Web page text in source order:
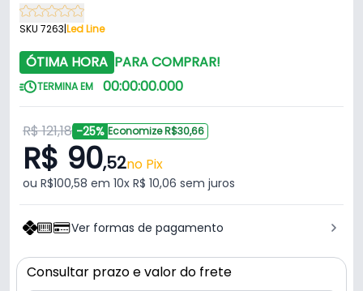
SKU 7263|Led Line
ÓTIMA HORA PARA COMPRAR!
TERMINA EM 00:00:00.000
R$ 121,18 -25% Economize R$30,66
R$ 90,52no Pix
ou R$100,58 em 10x R$ 10,06 sem juros
Ver formas de pagamento
Consultar prazo e valor do frete